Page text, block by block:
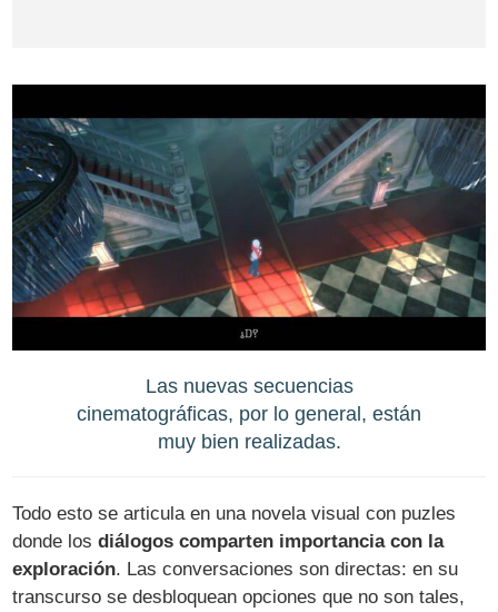
Las nuevas secuencias
cinematográficas, por lo general, están
muy bien realizadas.
Todo esto se articula en una novela visual con puzles
donde losdiálogos comparten importancia con la
exploración. Las conversaciones son directas: en su
transcurso se desbloquean opciones que no son tales,